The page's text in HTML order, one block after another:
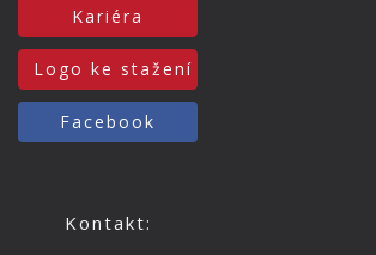
Kariéra
Logo ke stažení
Facebook
Kontakt: